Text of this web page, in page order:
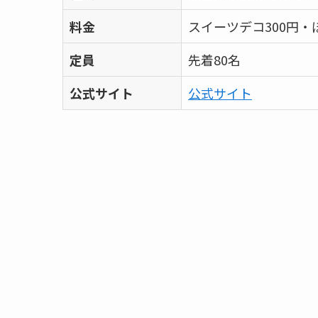
料金
スイーツデコ300円
定員
先着80名
公式サイト
公式サイト